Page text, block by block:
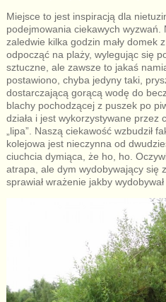
Miejsce to jest inspiracją dla
podejmowania ciekawych
zaledwie kilka godzin mały domek
odpocząć na plaży, wylegując się
sztuczne, ale zawsze to jakaś
postawiono, chyba jedyny taki,
dostarczającą gorącą wodę do
blachy pochodzącej z puszek po
działa i jest wykorzystywane przez
„lipa”. Naszą ciekawość wzbudził
kolejowa jest nieczynna od
ciuchcia dymiąca, że ho, ho.
atrapa, ale dym wydobywający się
sprawiał wrażenie jakby